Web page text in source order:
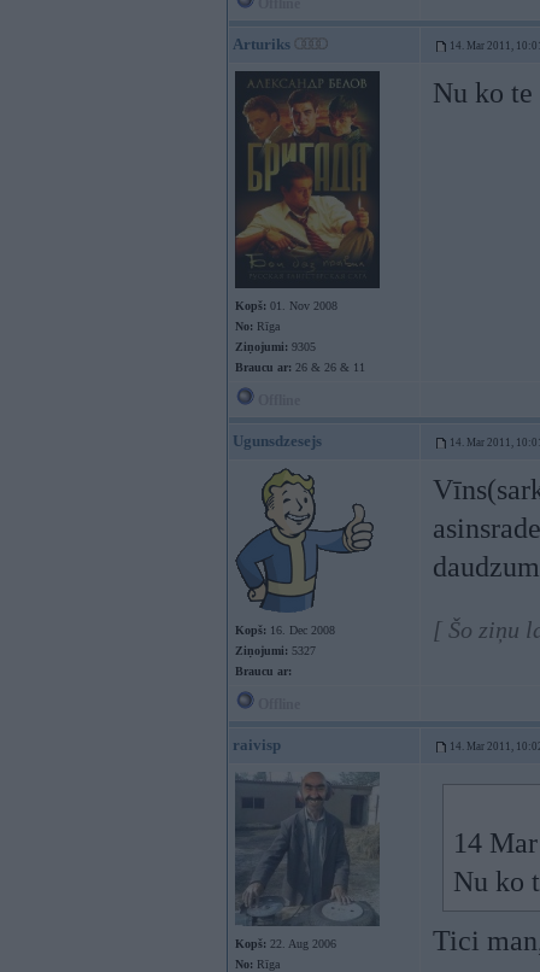
Arturiks 14. Mar 2011,
Kopš: 01. Nov 2008
No: Rīga
Ziņojumi: 9305
Braucu ar: 26 & 26 & 11
Nu ko
Ugunsdzesejs 14. Mar 2011,
Kopš: 16. Dec 2008
Ziņojumi: 5327
Braucu ar:
[ Šo ziņu
raivisp 14. Mar 2011,
Kopš: 22. Aug 2006
No: Rīga
14
Nu ko
Tici